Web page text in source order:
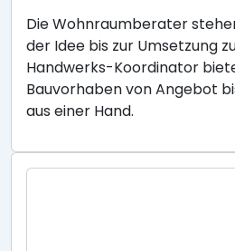
Die Wohnraumberater
der Idee bis zur Umsetzung
Handwerks-Koordinator
Bauvorhaben von Angebot
aus einer Hand.